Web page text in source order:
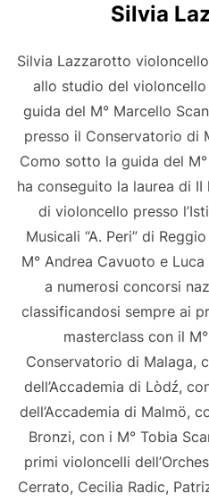
Silvia
Silvia Lazzarotto
allo studio del violoncello
guida del M° Marcello
presso il Conservatorio di
Como sotto la guida del
ha conseguito la laurea di
di violoncello presso
Musicali “A. Peri” di
M° Andrea Cavuoto e
a numerosi concorsi
classificandosi sempre ai
masterclass con il
Conservatorio di Malaga,
dell’Accademia di Lòdź,
dell’Accademia di Malmö,
Bronzi, con i M° Tobia
primi violoncelli
Cerrato, Cecilia Radic,